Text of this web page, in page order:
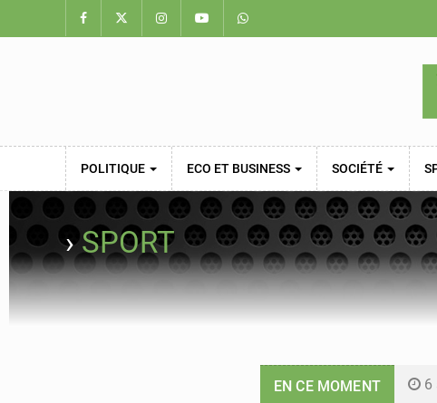
POLITIQUE ECO ET BUSINESS SOCIÉTÉ
›SPORT
EN CE MOMENT 6